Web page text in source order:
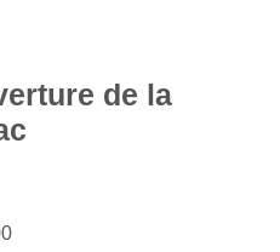
de la